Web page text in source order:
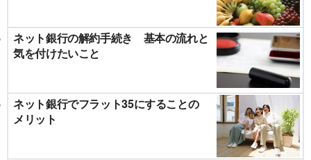
ネット銀行の解約手続き 基本の流れと
気を付けたいこと
ネット銀行でフラット35にすることの
メリット